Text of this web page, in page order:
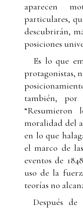
aparecen
particulares,
descubrirán,
posiciones
Es lo que
protagonistas,
también, por
moralidad del
en lo que
el marco de
eventos de
uso de la
teorías no
Después